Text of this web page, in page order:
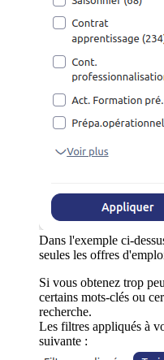
Dans l'exemple ci-
seules les offres
Si vous obtenez trop
certains mots-clés ou
recherche.
Les filtres appliqués à
suivante :